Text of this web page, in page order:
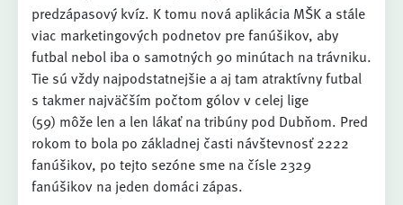
predzápasový kvíz. K tomu nová aplikácia MŠK a stále
viac marketingových podnetov pre fanúšikov, aby
futbal nebol iba o samotných 90 minútach na trávniku.
Tie sú vždy najpodstatnejšie a aj tam atraktívny futbal
s takmer najväčším počtom gólov v celej lige
(59) môže len a len lákať na tribúny pod Dubňom. Pred
rokom to bola po základnej časti návštevnosť 2222
fanúšikov, po tejto sezóne sme na čísle 2329
fanúšikov na jeden domáci zápas.